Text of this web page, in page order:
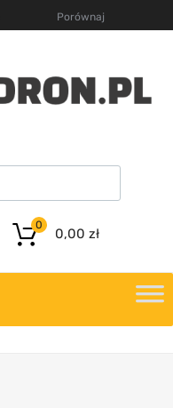
Porównaj
0,00 zł
0